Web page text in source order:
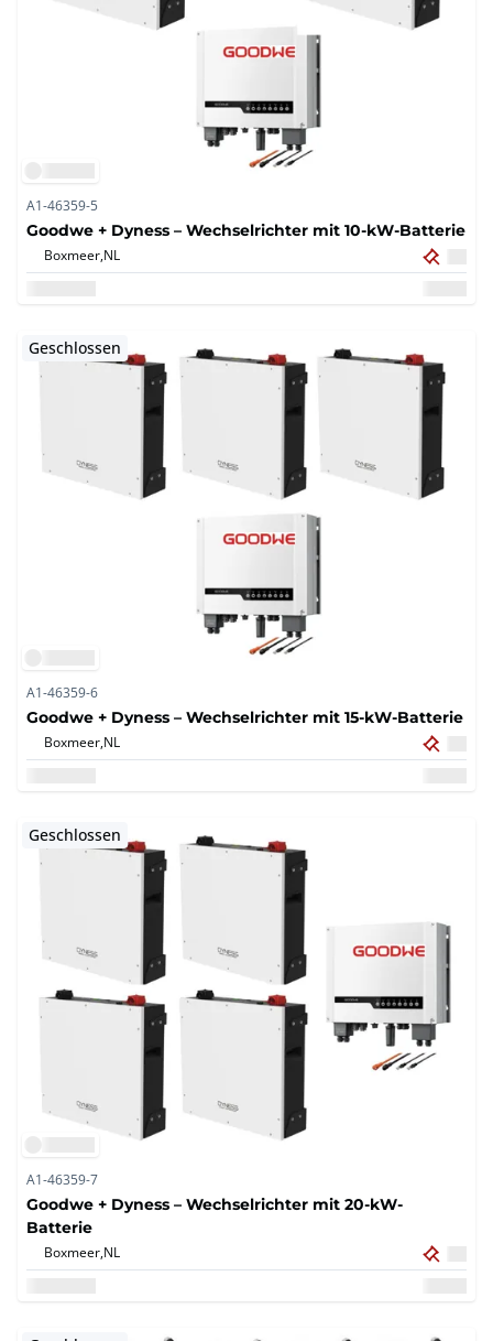
A1-46359-5
Goodwe + Dyness – Wechselrichter mit 10-kW-Batterie
Boxmeer,NL
Geschlossen
A1-46359-6
Goodwe + Dyness – Wechselrichter mit 15-kW-Batterie
Boxmeer,NL
Geschlossen
A1-46359-7
Goodwe + Dyness – Wechselrichter mit 20-kW-
Batterie
Boxmeer,NL